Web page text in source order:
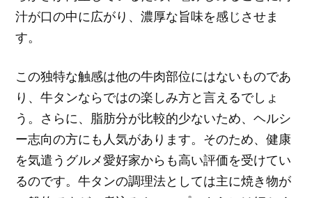
汁が口の中に広がり、濃厚な旨味を感じさせま
す。
この独特な触感は他の牛肉部位にはないものであ
り、牛タンならではの楽しみ方と言えるでしょ
う。さらに、脂肪分が比較的少ないため、ヘルシ
ー志向の方にも人気があります。そのため、健康
を気遣うグルメ愛好家からも高い評価を受けてい
るのです。牛タンの調理法としては主に焼き物が